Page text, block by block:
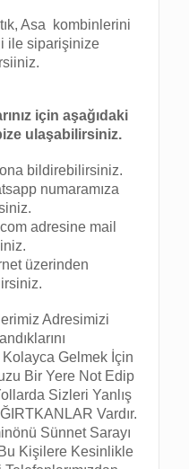
Asa kombinlerini
ile siparişinize
için aşağıdaki
ulaşabilirsiniz.
bildirebilirsiniz.
numaramıza
adresine mail
üzerinden
Adresimizi
Kolayca Gelmek İçin
Bir Yere Not Edip
Sizleri Yanlış
Vardır.
Sünnet Sarayı
Bu Kişilere Kesinlikle